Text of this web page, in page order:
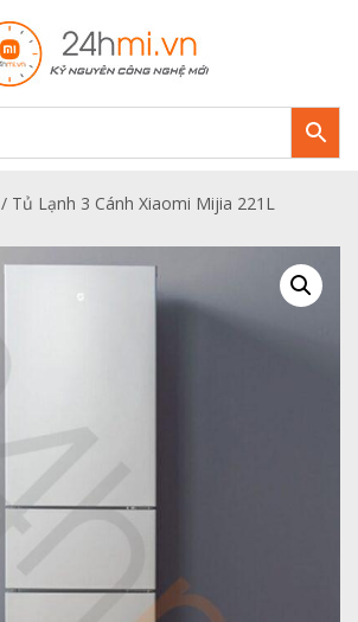
/ Tủ Lạnh 3 Cánh Xiaomi Mijia 221L